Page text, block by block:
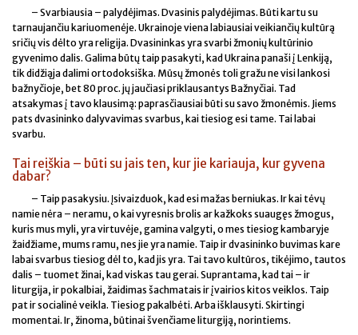
– Svarbiausia – palydėjimas. Dvasinis palydėjimas. Būti kartu su
tarnaujančiu kariuomenėje. Ukrainoje viena labiausiai veikiančių kultūrą
sričių vis dėlto yra religija. Dvasininkas yra svarbi žmonių kultūrinio
gyvenimo dalis. Galima būtų taip pasakyti, kad Ukraina panaši į Lenkiją,
tik didžiąja dalimi ortodoksiška. Mūsų žmonės toli gražu ne visi lankosi
bažnyčioje, bet 80 proc. jų jaučiasi priklausantys Bažnyčiai. Tad
atsakymas į tavo klausimą: paprasčiausiai būti su savo žmonėmis. Jiems
pats dvasininko dalyvavimas svarbus, kai tiesiog esi tame. Tai labai
svarbu.
Tai reiškia – būti su jais ten, kur jie kariauja, kur gyvena
dabar?
– Taip pasakysiu. Įsivaizduok, kad esi mažas berniukas. Ir kai tėvų
namie nėra – neramu, o kai vyresnis brolis ar kažkoks suaugęs žmogus,
kuris mus myli, yra virtuvėje, gamina valgyti, o mes tiesiog kambaryje
žaidžiame, mums ramu, nes jie yra namie. Taip ir dvasininko buvimas kare
labai svarbus tiesiog dėl to, kad jis yra. Tai tavo kultūros, tikėjimo, tautos
dalis – tuomet žinai, kad viskas tau gerai. Suprantama, kad tai – ir
liturgija, ir pokalbiai, žaidimas šachmatais ir įvairios kitos veiklos. Taip
pat ir socialinė veikla. Tiesiog pakalbėti. Arba išklausyti. Skirtingi
momentai. Ir, žinoma, būtinai švenčiame liturgiją, norintiems.